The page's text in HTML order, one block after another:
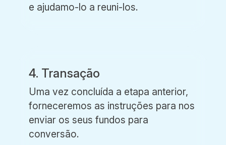
e ajudamo-lo a reuni-los.
4. Transação
Uma vez concluída a etapa anterior,
forneceremos as instruções para nos
enviar os seus fundos para
conversão.